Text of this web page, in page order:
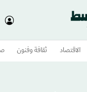
الاقتصاد ثقافة وفنون